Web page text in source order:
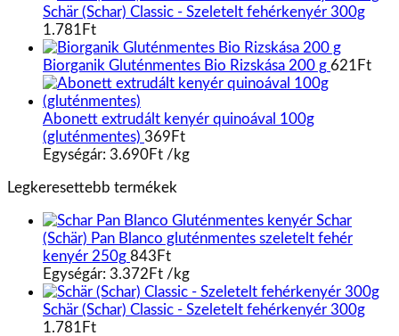
Schär (Schar) Classic - Szeletelt fehérkenyér 300g
1.781 Ft
Biorganik Gluténmentes Bio Rizskása 200 g 621 Ft
Abonett extrudált kenyér quinoával 100g
(gluténmentes) 369 Ft
Egységár: 3.690Ft /kg
Legkeresettebb termékek
Schar
(Schär) Pan Blanco gluténmentes szeletelt fehér
kenyér 250g 843 Ft
Egységár: 3.372 Ft /kg
Schär (Schar) Classic - Szeletelt fehérkenyér 300g
1.781 Ft